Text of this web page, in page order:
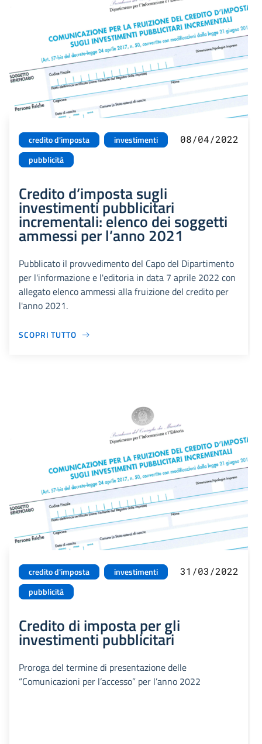
credito d'imposta
investimenti
pubblicità
08/04/2022
Credito d’imposta sugli
investimenti pubblicitari
incrementali: elenco dei soggetti
ammessi per l’anno 2021
Pubblicato il provvedimento del Capo del Dipartimento
per l'informazione e l'editoria in data 7 aprile 2022 con
allegato elenco ammessi alla fruizione del credito per
l'anno 2021.
SCOPRI TUTTO
credito d'imposta
investimenti
pubblicità
31/03/2022
Credito di imposta per gli
investimenti pubblicitari
Proroga del termine di presentazione delle
“Comunicazioni per l’accesso” per l’anno 2022